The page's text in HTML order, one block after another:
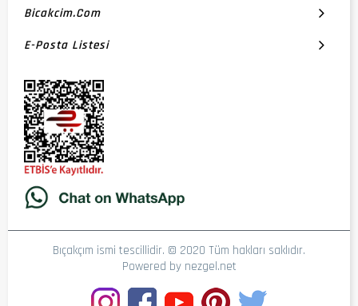
Bicakcim.com
E-Posta Listesi
Bıçakçım ismi tescillidir. © 2020 Tüm hakları saklıdır.
Powered by nezgel.net